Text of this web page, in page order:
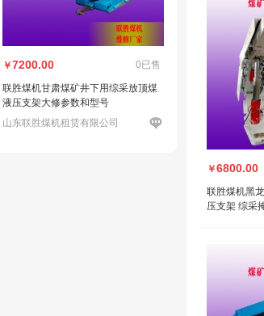
￥7200.00 0已售
联胜煤机甘肃煤矿井下用综采放顶煤
液压支架大修参数和型号
山东联胜煤机租赁有限公司
￥6800.00
联胜煤机黑
压支架 综采